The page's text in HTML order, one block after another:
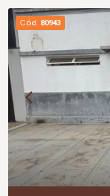
Cód. 80943